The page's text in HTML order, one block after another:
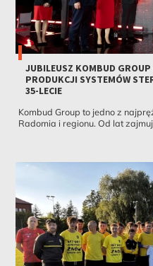
JUBILEUSZ KOMBUD
PRODUKCJI SYSTEMÓW
35-LECIE
Kombud Group to jedno z
Radomia i regionu. Od lat